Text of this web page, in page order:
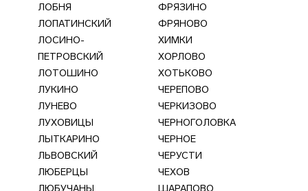
ЛОБНЯ
ЛОПАТИНСКИЙ
ЛОСИНО-
ПЕТРОВСКИЙ
ЛОТОШИНО
ЛУКИНО
ЛУНЕВО
ЛУХОВИЦЫ
ЛЫТКАРИНО
ЛЬВОВСКИЙ
ЛЮБЕРЦЫ
ЛЮБУЧАНЫ
ФРЯЗИНО
ФРЯНОВО
ХИМКИ
ХОРЛОВО
ХОТЬКОВО
ЧЕРЕПОВО
ЧЕРКИЗОВО
ЧЕРНОГОЛОВКА
ЧЕРНОЕ
ЧЕРУСТИ
ЧЕХОВ
ШАРАПОВО